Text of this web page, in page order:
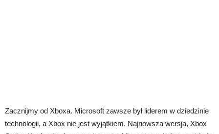
Zacznijmy od Xboxa. Microsoft zawsze był liderem w dziedzinie
technologii, a Xbox nie jest wyjątkiem. Najnowsza wersja, Xbox